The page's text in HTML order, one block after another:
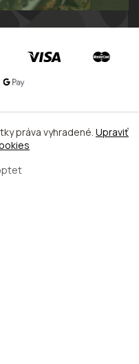
práva vyhradené. Upraviť